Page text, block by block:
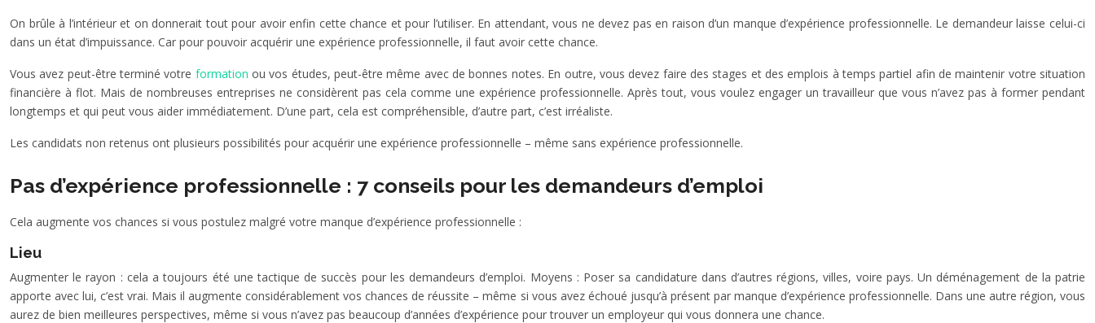
On brûle à l’intérieur et on donnerait tout pour avoir enfin cette chance et pour l’utiliser. En attendant, vous ne devez pas en raison d’un manque d’expérience professionnelle. Le demandeur laisse celui-ci
dans un état d’impuissance. Car pour pouvoir acquérir une expérience professionnelle, il faut avoir cette chance.
Vous avez peut-être terminé votre formation ou vos études, peut-être même avec de bonnes notes. En outre, vous devez faire des stages et des emplois à temps partiel afin de maintenir votre situation
financière à flot. Mais de nombreuses entreprises ne considèrent pas cela comme une expérience professionnelle. Après tout, vous voulez engager un travailleur que vous n’avez pas à former pendant
longtemps et qui peut vous aider immédiatement. D’une part, cela est compréhensible, d’autre part, c’est irréaliste.
Les candidats non retenus ont plusieurs possibilités pour acquérir une expérience professionnelle – même sans expérience professionnelle.
Pas d’expérience professionnelle : 7 conseils pour les demandeurs d’emploi
Cela augmente vos chances si vous postulez malgré votre manque d’expérience professionnelle :
Lieu
Augmenter le rayon : cela a toujours été une tactique de succès pour les demandeurs d’emploi. Moyens : Poser sa candidature dans d’autres régions, villes, voire pays. Un déménagement de la patrie
apporte avec lui, c’est vrai. Mais il augmente considérablement vos chances de réussite – même si vous avez échoué jusqu’à présent par manque d’expérience professionnelle. Dans une autre région, vous
aurez de bien meilleures perspectives, même si vous n’avez pas beaucoup d’années d’expérience pour trouver un employeur qui vous donnera une chance.